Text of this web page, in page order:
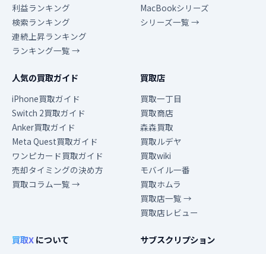
利益ランキング
検索ランキング
連続上昇ランキング
ランキング一覧 →
MacBookシリーズ
シリーズ一覧 →
人気の買取ガイド
iPhone買取ガイド
Switch 2買取ガイド
Anker買取ガイド
Meta Quest買取ガイド
ワンピカード買取ガイド
売却タイミングの決め方
買取コラム一覧 →
買取店
買取一丁目
買取商店
森森買取
買取ルデヤ
買取wiki
モバイル一番
買取ホムラ
買取店一覧 →
買取店レビュー
買取Xについて サブスクリプション